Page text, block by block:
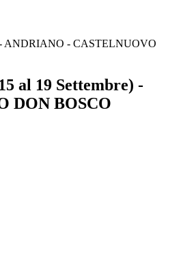
- ANDRIANO - CASTELNUOVO
al 19 Settembre) -
DON BOSCO